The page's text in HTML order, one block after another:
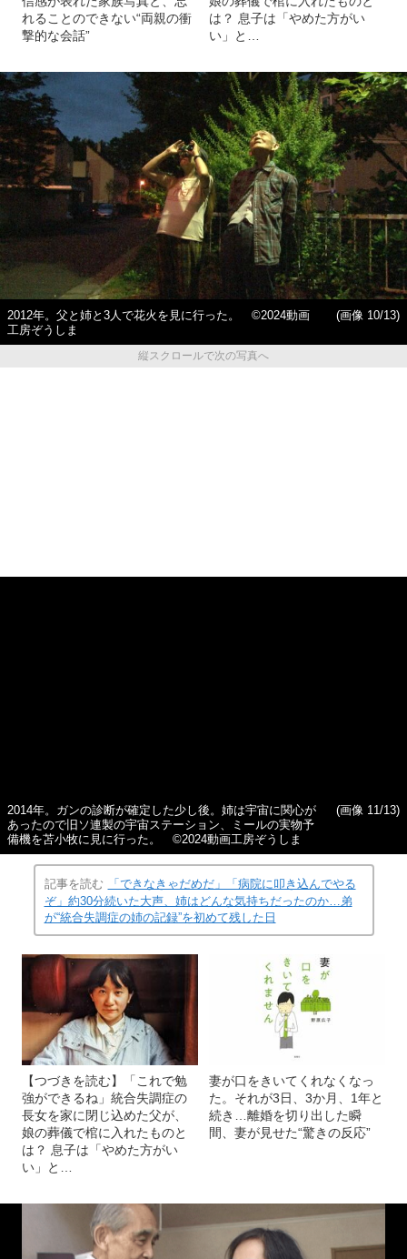
れることのできない“両親の衝
撃的な会話”
は？ 息子は「やめた方がい
い」と…
2012年。父と姉と3人で花火を見に行った。 ©2024動画
工房ぞうしま
(画像 10/13)
縦スクロールで次の写真へ
2014年。ガンの診断が確定した少し後。姉は宇宙に関心が
あったので旧ソ連製の宇宙ステーション、ミールの実物予
備機を苫小牧に見に行った。 ©2024動画工房ぞうしま
記事を読む 「できなきゃだめだ」「病院に叩き込んでやる
ぞ」約30分続いた大声、姉はどんな気持ちだったのか…弟
が“統合失調症の姉の記録”を初めて残した日
【つづきを読む】「これで勉
強ができるね」統合失調症の
長女を家に閉じ込めた父が、
娘の葬儀で棺に入れたものと
い」と…
妻が口をきいてくれなくなっ
た。それが3日、3か月、1年と